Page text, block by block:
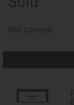
Sitz Concept